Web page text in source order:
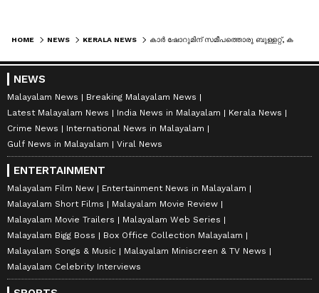
HOME NEWS KERALA NEWS
NEWS
Malayalam News
Breaking Malayalam News
Latest Malayalam News
India News in Malayalam
Kerala News
Crime News
International News in Malayalam
Gulf News in Malayalam
Viral News
ENTERTAINMENT
Malayalam Film New
Entertainment News in Malayalam
Malayalam Short Films
Malayalam Movie Review
Malayalam Movie Trailers
Malayalam Web Series
Malayalam Bigg Boss
Box Office Collection Malayalam
Malayalam Songs & Music
Malayalam Miniscreen & TV News
Malayalam Celebrity Interviews